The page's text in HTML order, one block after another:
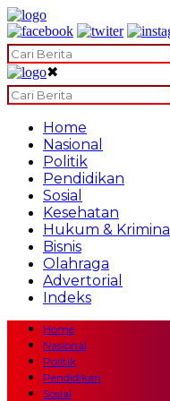
✖
Home
Nasional
Politik
Pendidikan
Sosial
Kesehatan
Hukum & Kriminal
Bisnis
Olahraga
Advertorial
Indeks
Home
Nasional
Politik
Pendidikan
Sosial